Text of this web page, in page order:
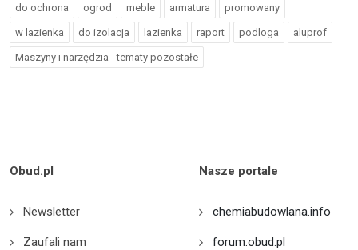
do ochrona ogrod meble armatura promowany
w lazienka do izolacja lazienka raport podloga aluprof
Maszyny i narzędzia - tematy pozostałe
Obud.pl
Newsletter
Zaufali nam
Nasze portale
chemiabudowlana.info
forum.obud.pl